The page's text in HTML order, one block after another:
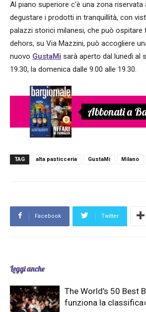
Al piano superiore c'è una zona riservata
degustare i prodotti in tranquillità, con
palazzi storici milanesi, che può ospitare
dehors, su Via Mazzini, può accogliere
nuovo GustaMi sarà aperto dal lunedì al
19.30, la domenica dalle 9.00 alle 19.30.
Abbonati a
TAG alta pasticceria GustaMi Milano
Facebook Twitter
Leggi anche
The World’s 50 Best
funziona la